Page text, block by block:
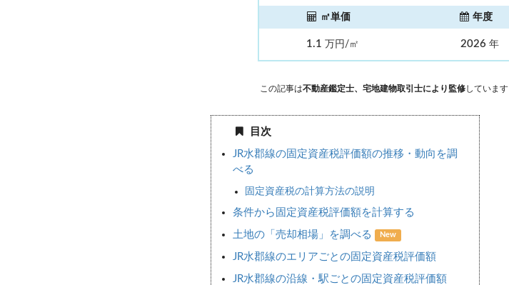
㎡単価 年度
1.1 万円/㎡ 2026 年
この記事は不動産鑑定士、宅地建物取引士により監修しています
目次
JR水郡線の固定資産税評価額の推移・動向を調
べる
固定資産税の計算方法の説明
条件から固定資産税評価額を計算する
土地の「売却相場」を調べる New
JR水郡線のエリアごとの固定資産税評価額
JR水郡線の沿線・駅ごとの固定資産税評価額